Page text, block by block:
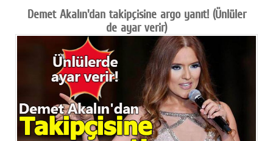
Spor
Eğitim
Medya
Politika
Demet Akalın'dan takipçisine argo yanıt! (Ünlüler
de ayar verir)